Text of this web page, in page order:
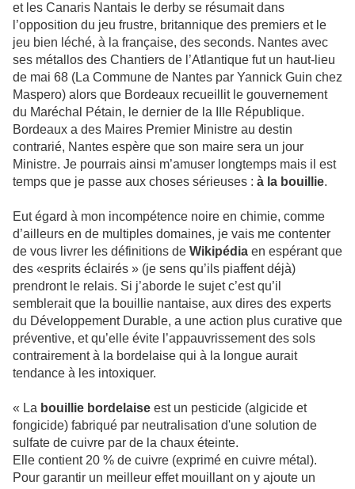
et les Canaris Nantais le derby se résumait dans
l’opposition du jeu frustre, britannique des premiers et le
jeu bien léché, à la française, des seconds. Nantes avec
ses métallos des Chantiers de l’Atlantique fut un haut-lieu
de mai 68 (La Commune de Nantes par Yannick Guin chez
Maspero) alors que Bordeaux recueillit le gouvernement
du Maréchal Pétain, le dernier de la IIIe République.
Bordeaux a des Maires Premier Ministre au destin
contrarié, Nantes espère que son maire sera un jour
Ministre. Je pourrais ainsi m’amuser longtemps mais il est
temps que je passe aux choses sérieuses : à la bouillie.
Eut égard à mon incompétence noire en chimie, comme
d’ailleurs en de multiples domaines, je vais me contenter
de vous livrer les définitions de Wikipédia en espérant que
des «esprits éclairés » (je sens qu’ils piaffent déjà)
prendront le relais. Si j’aborde le sujet c’est qu’il
semblerait que la bouillie nantaise, aux dires des experts
du Développement Durable, a une action plus curative que
préventive, et qu’elle évite l’appauvrissement des sols
contrairement à la bordelaise qui à la longue aurait
tendance à les intoxiquer.
« La bouillie bordelaise est un pesticide (algicide et
fongicide) fabriqué par neutralisation d'une solution de
sulfate de cuivre par de la chaux éteinte.
Elle contient 20 % de cuivre (exprimé en cuivre métal).
Pour garantir un meilleur effet mouillant on y ajoute un